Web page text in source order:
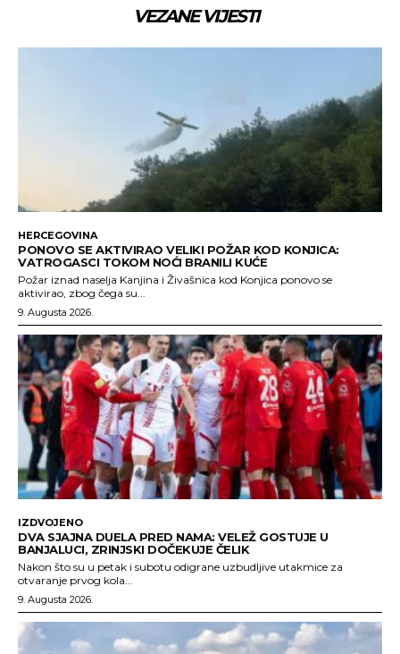
VEZANE VIJESTI
HERCEGOVINA
PONOVO SE AKTIVIRAO VELIKI POŽAR KOD KONJICA:
VATROGASCI TOKOM NOĆI BRANILI KUĆE
Požar iznad naselja Kanjina i Živašnica kod Konjica ponovo se
aktivirao, zbog čega su...
9. Augusta 2026.
IZDVOJENO
DVA SJAJNA DUELA PRED NAMA: VELEŽ GOSTUJE U
BANJALUCI, ZRINJSKI DOČEKUJE ČELIK
Nakon što su u petak i subotu odigrane uzbudljive utakmice za
otvaranje prvog kola...
9. Augusta 2026.